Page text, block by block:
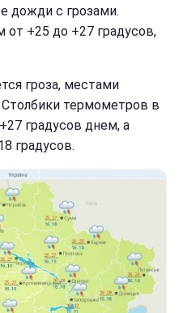
дожди с грозами.
от +25 до +27 градусов,
гроза, местами
термометров в
градусов днем, а
градусов.